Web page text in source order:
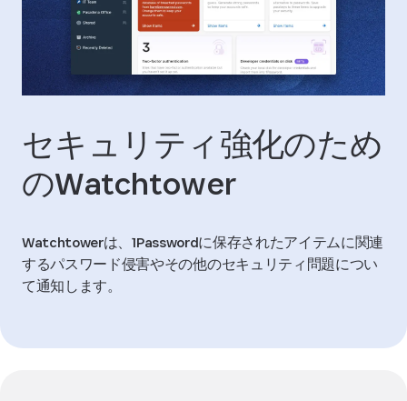
セキュリティ強化のため
のWatchtower
Watchtowerは、1Passwordに保存されたアイテムに関連
するパスワード侵害やその他のセキュリティ問題につい
て通知します。